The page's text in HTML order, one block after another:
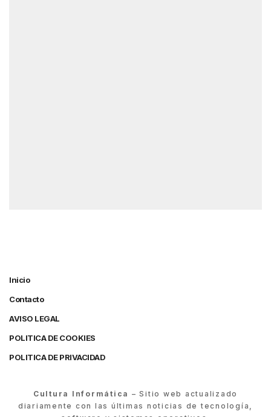
Inicio
Contacto
AVISO LEGAL
POLITICA DE COOKIES
POLITICA DE PRIVACIDAD
Cultura Informática – Sitio web actualizado
diariamente con las últimas noticias de tecnología,